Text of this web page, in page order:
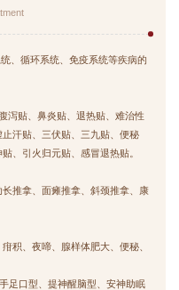
、循环系统、免疫系统等疾病的
泻贴、鼻炎贴、退热贴、难治性
汗贴、三伏贴、三九贴、便秘
、引火归元贴、感冒退热贴。
推拿、面瘫推拿、斜颈推拿、康
积、夜啼、腺样体肥大、便秘、
足口型、提神醒脑型、安神助眠